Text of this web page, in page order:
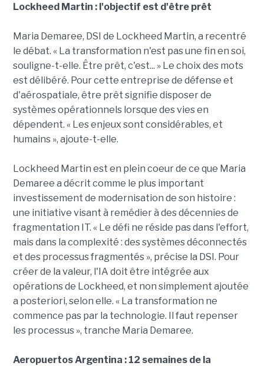
Lockheed Martin : l'objectif est d'être prêt
Maria Demaree, DSI de Lockheed Martin, a recentré
le débat. « La transformation n'est pas une fin en soi,
souligne-t-elle. Être prêt, c'est... » Le choix des mots
est délibéré. Pour cette entreprise de défense et
d'aérospatiale, être prêt signifie disposer de
systèmes opérationnels lorsque des vies en
dépendent. « Les enjeux sont considérables, et
humains », ajoute-t-elle.
Lockheed Martin est en plein coeur de ce que Maria
Demaree a décrit comme le plus important
investissement de modernisation de son histoire :
une initiative visant à remédier à des décennies de
fragmentation IT. « Le défi ne réside pas dans l'effort,
mais dans la complexité : des systèmes déconnectés
et des processus fragmentés », précise la DSI. Pour
créer de la valeur, l'IA doit être intégrée aux
opérations de Lockheed, et non simplement ajoutée
a posteriori, selon elle. « La transformation ne
commence pas par la technologie. Il faut repenser
les processus », tranche Maria Demaree.
Aeropuertos Argentina : 12 semaines de la